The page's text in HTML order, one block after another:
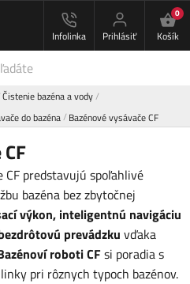
Infolinka Prihlásiť
0
Košík
Čistenie bazéna a vody
do bazéna Bazénové vysávače CF
CF predstavujú spoľahlivé
bazéna bez zbytočnej
výkon, inteligentnú navigáciu
prevádzku vďaka
roboti CFsi poradia s
pri rôznych typoch bazénov.